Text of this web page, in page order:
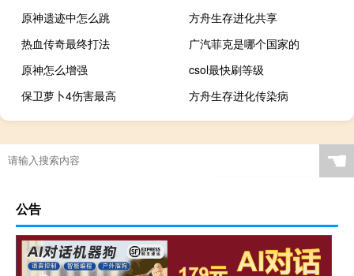
原神遗迹中怎么跳
方舟生存进化共享
热血传奇最终打法
广汽菲克是哪个国家的
原神怎么增强
csol最快刷等级
保卫萝卜4伤害最高
方舟生存进化传染病
☚
公告